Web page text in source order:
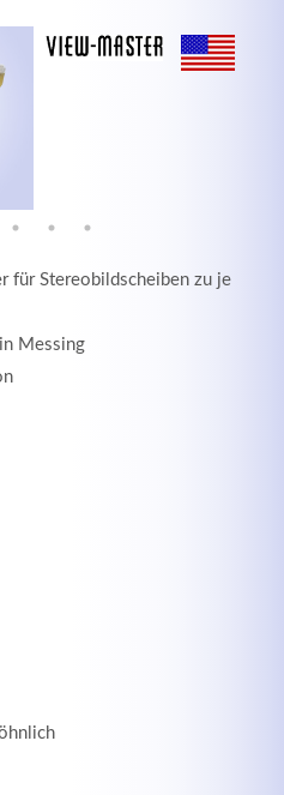
für Stereobildscheiben zu je
in Messing
ligula eget dolor.
INFOS
ligula eget dolor.